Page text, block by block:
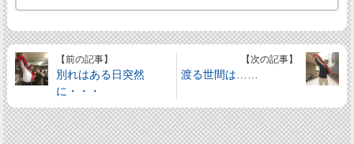
【前の記事】
別れはある日突然
に・・・
【次の記事】
渡る世間は……